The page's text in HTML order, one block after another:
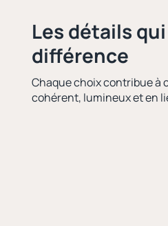
Les détails
différence
Chaque choix contribue à
cohérent, lumineux et en